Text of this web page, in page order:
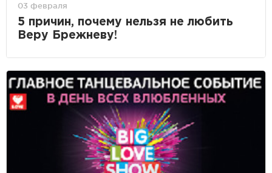
03 февраля
5 причин, почему нельзя не любить
Веру Брежневу!